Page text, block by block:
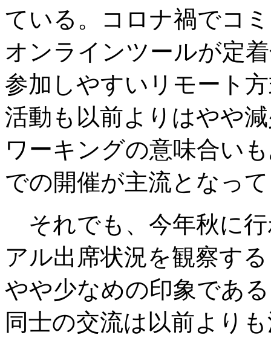
ている。コロナ禍でコ
オンラインツールが定
参加しやすいリモート
活動も以前よりはやや
ワーキングの意味合い
での開催が主流となっ
それでも、今年秋に
アル出席状況を観察す
やや少なめの印象であ
同士の交流は以前より